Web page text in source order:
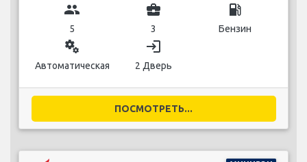
group
5
business_center
3
local_gas_station
Бензин
miscellaneous_services
Автоматическая
login
2 Дверь
ПОСМОТРЕТЬ...